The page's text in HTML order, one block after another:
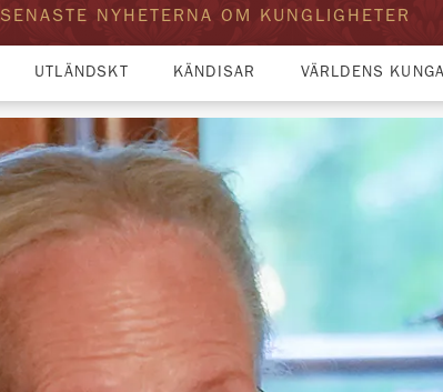
SENASTE NYHETERNA OM KUNGLIGHETER
UTLÄNDSKT KÄNDISAR VÄRLDENS